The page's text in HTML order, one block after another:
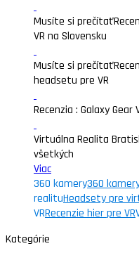
Musíte si prečítať
VR na Slovensku
Musíte si prečítať
headsetu pre VR
Recenzia : Galaxy
Virtuálna Realita
všetkých
Viac
360 kamery360
realituHeadsety pre
VRRecenzie hier pre VR
Kategórie